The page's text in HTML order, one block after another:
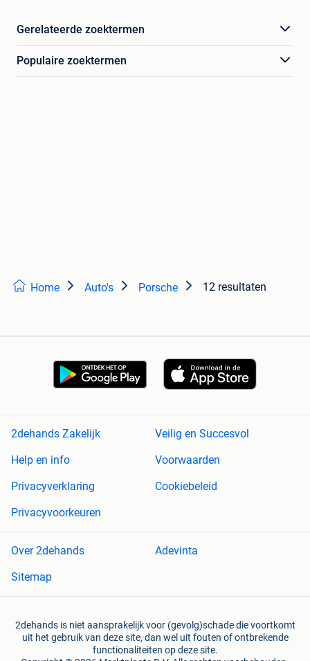
Gerelateerde zoektermen
Populaire zoektermen
Home Auto's Porsche 12 resultaten
2dehands Zakelijk
Veilig en Succesvol
Help en info
Voorwaarden
Privacyverklaring
Cookiebeleid
Privacyvoorkeuren
Over 2dehands
Adevinta
Sitemap
2dehands is niet aansprakelijk voor (gevolg)schade die voortkomt
uit het gebruik van deze site, dan wel uit fouten of ontbrekende
functionaliteiten op deze site.